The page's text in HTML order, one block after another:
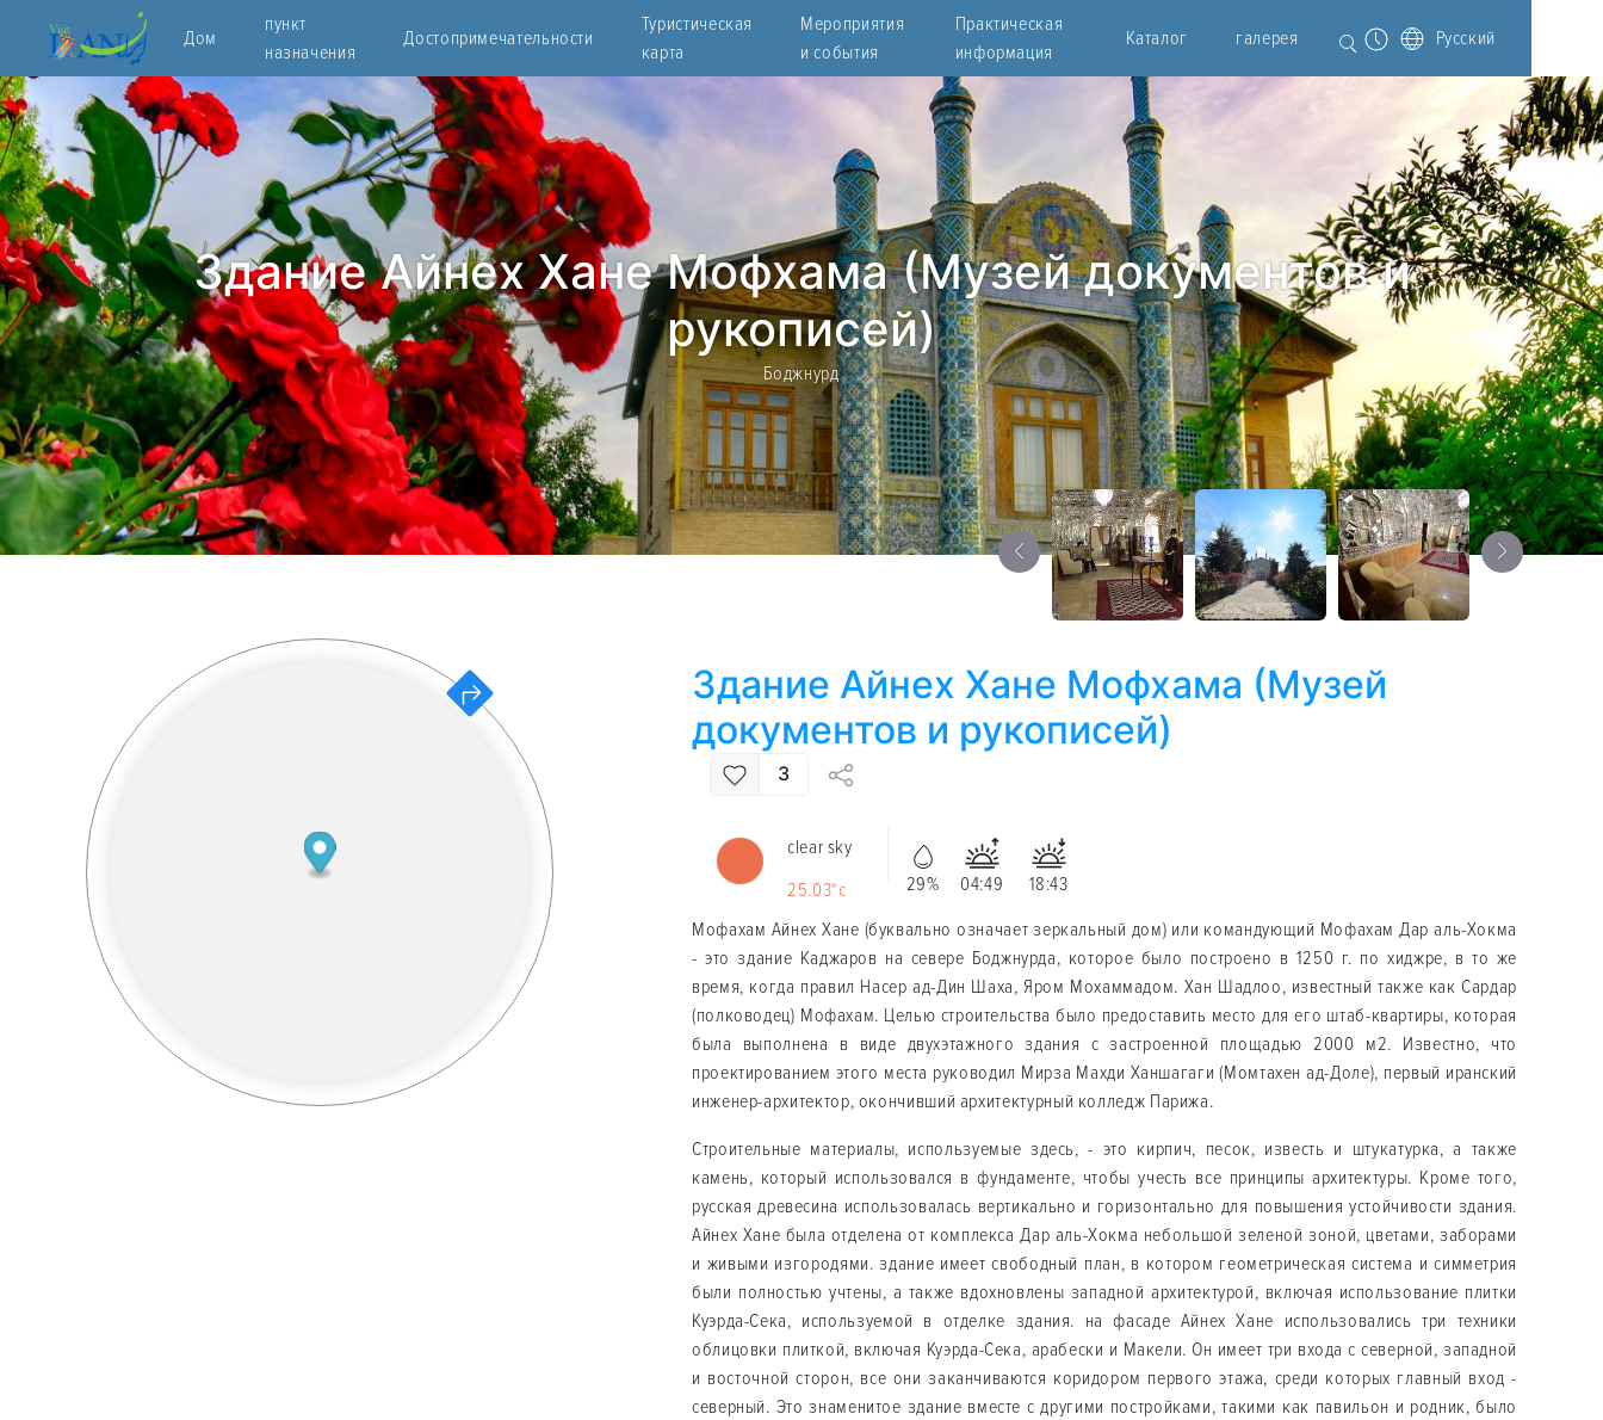
Дом
пункт
назначения
Достопримечательности
Туристическая
карта
Мероприятия
и события
Практическая
информация
Каталог галерея Русский
Здание Айнех Хане Мофхама (Музей документов и
рукописей)
Боджнурд
Здание Айнех Хане Мофхама (Музей
документов и рукописей)
3
clear sky
25.03°c
29% 04:49
18:43
Мофахам Айнех Хане (буквально означает зеркальный дом) или командующий Мофахам Дар аль-Хокма
- это здание Каджаров на севере Боджнурда, которое было построено в 1250 г. по хиджре, в то же
время, когда правил Насер ад-Дин Шаха, Яром Мохаммадом. Хан Шадлоо, известный также как Сардар
(полководец) Мофахам. Целью строительства было предоставить место для его штаб-квартиры, которая
была выполнена в виде двухэтажного здания с застроенной площадью 2000 м2. Известно, что
проектированием этого места руководил Мирза Махди Ханшагаги (Момтахен ад-Доле), первый иранский
инженер-архитектор, окончивший архитектурный колледж Парижа.
Строительные материалы, используемые здесь, - это кирпич, песок, известь и штукатурка, а также
камень, который использовался в фундаменте, чтобы учесть все принципы архитектуры. Кроме того,
русская древесина использовалась вертикально и горизонтально для повышения устойчивости здания.
Айнех Хане была отделена от комплекса Дар аль-Хокма небольшой зеленой зоной, цветами, заборами
и живыми изгородями. здание имеет свободный план, в котором геометрическая система и симметрия
были полностью учтены, а также вдохновлены западной архитектурой, включая использование плитки
Куэрда-Сека, используемой в отделке здания. на фасаде Айнех Хане использовались три техники
облицовки плиткой, включая Куэрда-Сека, арабески и Макели. Он имеет три входа с северной, западной
и восточной сторон, все они заканчиваются коридором первого этажа, среди которых главный вход -
северный. Это знаменитое здание вместе с другими постройками, такими как павильон и родник, было